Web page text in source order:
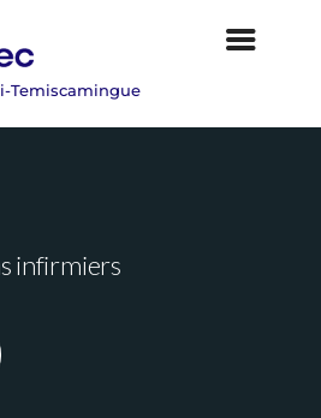
infirmiers